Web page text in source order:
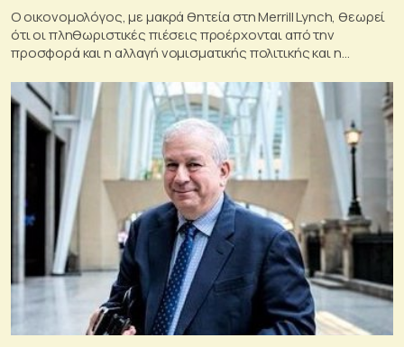
Ο οικονομολόγος, με μακρά θητεία στη Merrill Lynch, θεωρεί
ότι οι πληθωριστικές πιέσεις προέρχονται από την
προσφορά και η αλλαγή νομισματικής πολιτικής και η
επίπτωση τον αποπληθωρισμό